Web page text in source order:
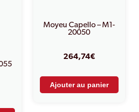
Moyeu Capello – M1-
20050
264,74€
Ajouter au panier